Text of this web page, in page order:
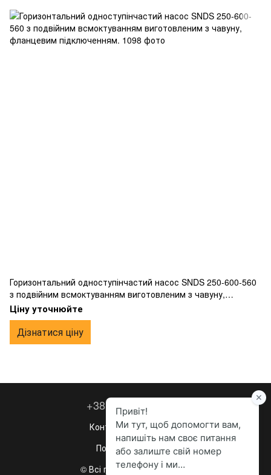
Горизонтальний одноступінчастий насос SNDS 250-600-560
з подвійним всмоктуванням виготовленим з чавуну,
фланцевим підключенням.
Ціну уточнюйте
Дізнатися ціну
+38 067 260-36-63
Контактна інформація
Повна версія сайту
© Всі права захищені, 2023